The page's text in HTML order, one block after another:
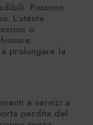
Possono
L’utente
o
prolungare la
e servizi a
perdita del